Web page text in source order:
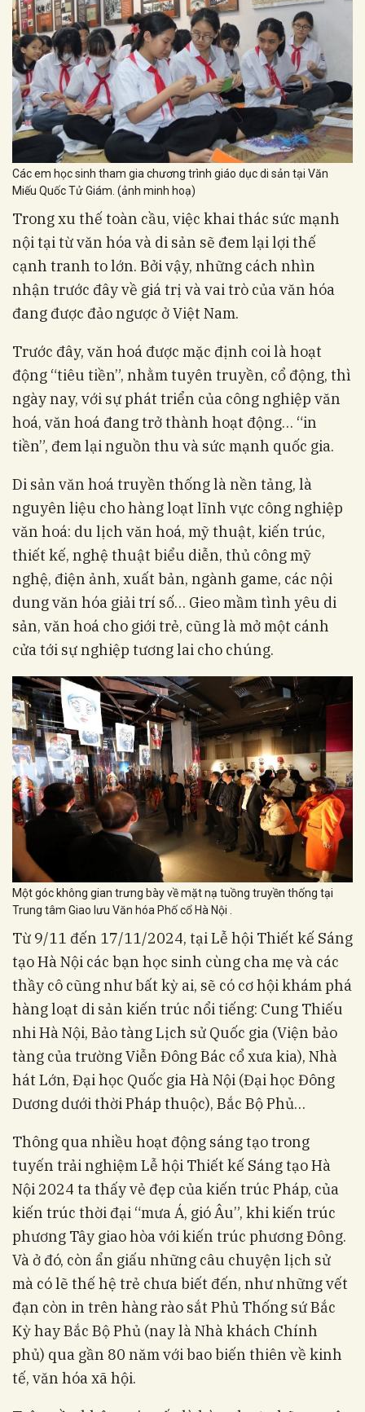
Các em học sinh tham gia chương trình giáo dục di sản tại Văn
Miếu Quốc Tử Giám. (ảnh minh hoạ)
Trong xu thế toàn cầu, việc khai thác sức mạnh
nội tại từ văn hóa và di sản sẽ đem lại lợi thế
cạnh tranh to lớn. Bởi vậy, những cách nhìn
nhận trước đây về giá trị và vai trò của văn hóa
đang được đảo ngược ở Việt Nam.
Trước đây, văn hoá được mặc định coi là hoạt
động “tiêu tiền”, nhằm tuyên truyền, cổ động, thì
ngày nay, với sự phát triển của công nghiệp văn
hoá, văn hoá đang trở thành hoạt động… “in
tiền”, đem lại nguồn thu và sức mạnh quốc gia.
Di sản văn hoá truyền thống là nền tảng, là
nguyên liệu cho hàng loạt lĩnh vực công nghiệp
văn hoá: du lịch văn hoá, mỹ thuật, kiến trúc,
thiết kế, nghệ thuật biểu diễn, thủ công mỹ
nghệ, điện ảnh, xuất bản, ngành game, các nội
dung văn hóa giải trí số… Gieo mầm tình yêu di
sản, văn hoá cho giới trẻ, cũng là mở một cánh
cửa tới sự nghiệp tương lai cho chúng.
Một góc không gian trưng bày về mặt nạ tuồng truyền thống tại
Trung tâm Giao lưu Văn hóa Phố cổ Hà Nội .
Từ 9/11 đến 17/11/2024, tại Lễ hội Thiết kế Sáng
tạo Hà Nội các bạn học sinh cùng cha mẹ và các
thầy cô cũng như bất kỳ ai, sẽ có cơ hội khám phá
hàng loạt di sản kiến trúc nổi tiếng: Cung Thiếu
nhi Hà Nội, Bảo tàng Lịch sử Quốc gia (Viện bảo
tàng của trường Viễn Đông Bác cổ xưa kia), Nhà
hát Lớn, Đại học Quốc gia Hà Nội (Đại học Đông
Dương dưới thời Pháp thuộc), Bắc Bộ Phủ…
Thông qua nhiều hoạt động sáng tạo trong
tuyến trải nghiệm Lễ hội Thiết kế Sáng tạo Hà
Nội 2024 ta thấy vẻ đẹp của kiến trúc Pháp, của
kiến trúc thời đại “mưa Á, gió Âu”, khi kiến trúc
phương Tây giao hòa với kiến trúc phương Đông.
Và ở đó, còn ẩn giấu những câu chuyện lịch sử
mà có lẽ thế hệ trẻ chưa biết đến, như những vết
đạn còn in trên hàng rào sắt Phủ Thống sứ Bắc
Kỳ hay Bắc Bộ Phủ (nay là Nhà khách Chính
phủ) qua gần 80 năm với bao biến thiên về kinh
tế, văn hóa xã hội.